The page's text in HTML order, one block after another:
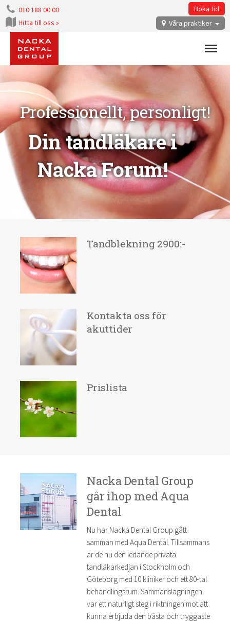
Våra praktiker
Boka tid
010 188 00 00
Hitta till oss »
Nacka
Dental
Group
Menu
Professionellt, personligt!
Din tandläkare i
Nacka Forum!
Tandblekning 2900:-
Kontakta oss för
akuttider
Prislista
Nacka Dental Group
går ihop med Aqua
Dental
Nu har Nacka Dental Group gått
samman med Aqua Dental. Tillsammans
är de nu den ledande privata
tandläkarkedjan i Stockholm och
Göteborg med 10 kliniker och ett 80-tal
behandlingsrum. Sammanslagningen
var ett naturligt steg i riktningen mot att
kunna erbjuda den bästa och tryggaste